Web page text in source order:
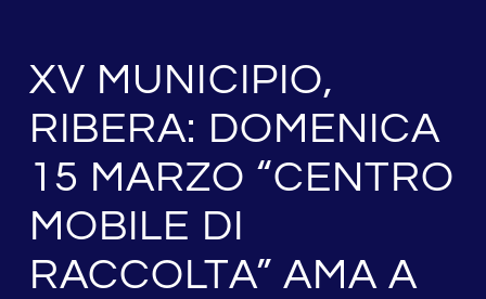
XV MUNICIPIO,
RIBERA: DOMENICA
15 MARZO “CENTRO
MOBILE DI
RACCOLTA” AMA A